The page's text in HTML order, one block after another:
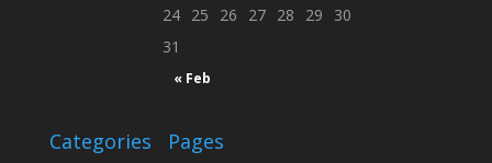
« Feb
24 25 26 27 28 29
30
31
Categories Pages